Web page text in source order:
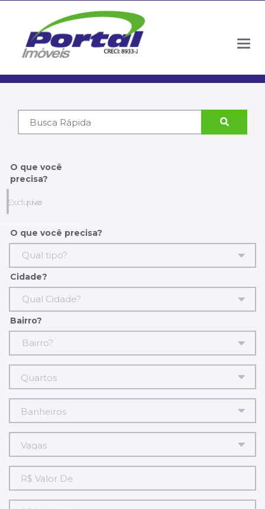
O que você
precisa?
Comprar
Alugar
Exclusivo
O que você precisa?
Qual tipo?
Cidade?
Qual Cidade?
Bairro?
Bairro?